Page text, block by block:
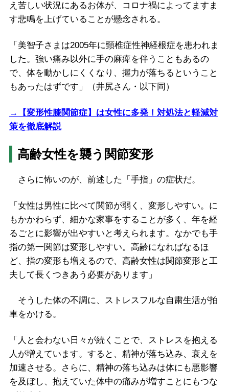
え苦しい状況にあるお体が、コロナ禍によってますま
す悲鳴を上げていることが懸念される。
「美智子さまは2005年に頸椎症性神経根症を患われま
した。強い痛み以外に手の麻痺を伴うこともあるの
で、体を動かしにくくなり、握力が落ちるということ
もあったはずです」（井尻さん・以下同）
→【変形性膝関節症】は女性に多発！対処法と軽減対
策を徹底解説
高齢女性を襲う関節変形
さらに怖いのが、前述した「手指」の症状だ。
「女性は男性に比べて関節が弱く、変形しやすい。に
もかかわらず、細かな家事をすることが多く、年を経
るごとに影響が出やすいと考えられます。なかでも手
指の第一関節は変形しやすい。高齢になればなるほ
ど、指の変形も増えるので、高齢女性は関節変形と工
夫して長くつきあう必要があります」
そうした体の不調に、ストレスフルな自粛生活が拍
車をかける。
「人と会わない日々が続くことで、ストレスを抱える
人が増えています。すると、精神が落ち込み、衰えを
加速させる。さらに、精神の落ち込みは体にも悪影響
を及ぼし、抱えていた体中の痛みが増すことにもつな